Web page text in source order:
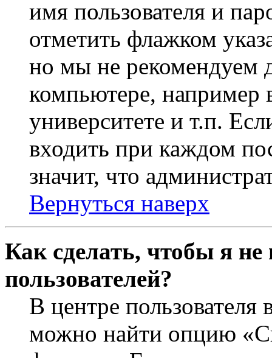
имя пользователя и
отметить флажком
но мы не рекомендуем
компьютере, например
университете и т.п.
входить при каждом
значит, что
Вернуться наверх
Как сделать, чтобы я
пользователей?
В центре
можно найти опцию